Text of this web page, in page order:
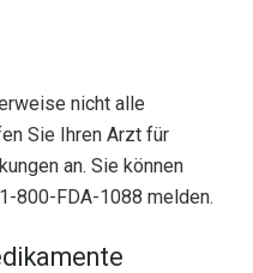
nicht alle
Sie Ihren Arzt für
an. Sie können
800-FDA-1088 melden.